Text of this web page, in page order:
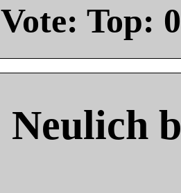
Vote: Top: 0
Neulich